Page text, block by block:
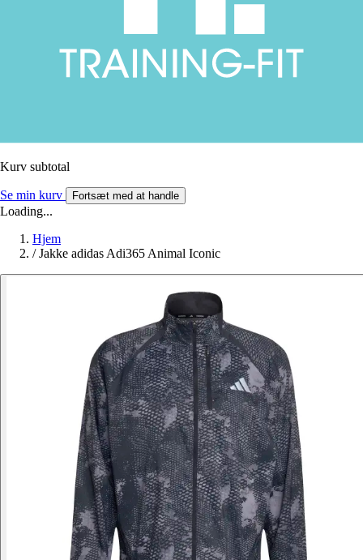
Kurv subtotal
Se min kurv Fortsæt med at handle
Loading...
Hjem
/ Jakke adidas Adi365 Animal Iconic